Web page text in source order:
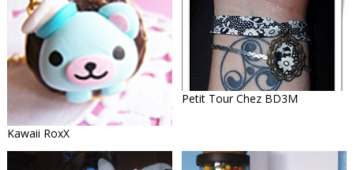
Kawaii RoxX
Petit Tour Chez BD3M